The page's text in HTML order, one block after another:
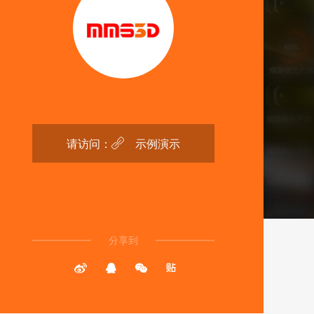
请访问：  示例演示
分享到
   